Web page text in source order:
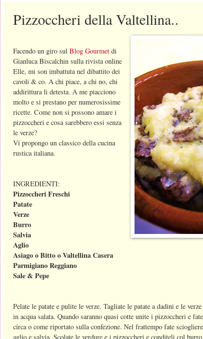
Pizzoccheri della Valtellina..
Facendo un giro sul Blog Gourmet di
Gianluca Biscalchin sulla rivista online
Elle, mi son imbattuta nel dibattito dei
cavoli & co. A chi piace, a chi no, chi
addirittura li detesta. A me piacciono
molto e si prestano per numerosissime
ricette. Come non si possono amare i
pizzoccheri e cosa sarebbero essi senza
le verze?
Vi propongo un classico della cucina
rustica italiana.
INGREDIENTI:
PizzoccheriFreschi
Patate
Verze
Burro
Salvia
Aglio
Asiagoo Bitto o Valtellina Casera
Parmigiano Reggiano
Sale & Pepe
Pelate le patate e pulite le verze. Tagliate le patate a dadini e le
in acqua salata. Quando saranno quasi cotte unite i pizzoccheri e
circa o come riportato sulla confezione. Nel frattempo fate
aglio e salvia. Scolate le verdure e i pizzoccheri e conditeli col